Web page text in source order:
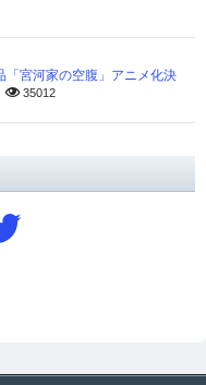
宮河家の空腹」アニメ化決
35012